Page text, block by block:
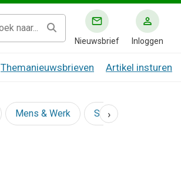
Nieuwsbrief Inloggen
Themanieuwsbrieven Artikel insturen
Mens & Werk Social
›